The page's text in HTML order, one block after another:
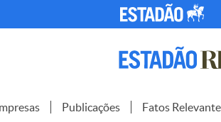
Publicações Fatos